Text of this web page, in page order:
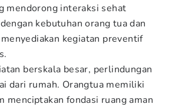
mendorong interaksi sehat
kebutuhan orang tua dan
kegiatan preventif
berskala besar, perlindungan
dari rumah. Orangtua memiliki
menciptakan fondasi ruang aman